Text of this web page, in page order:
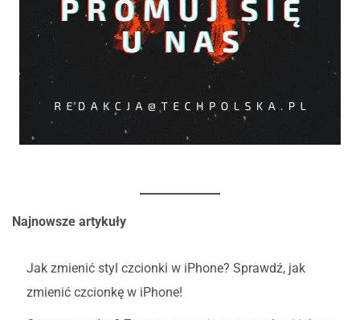
Najnowsze artykuły
Jak zmienić styl czcionki w iPhone? Sprawdź, jak
zmienić czcionkę w iPhone!